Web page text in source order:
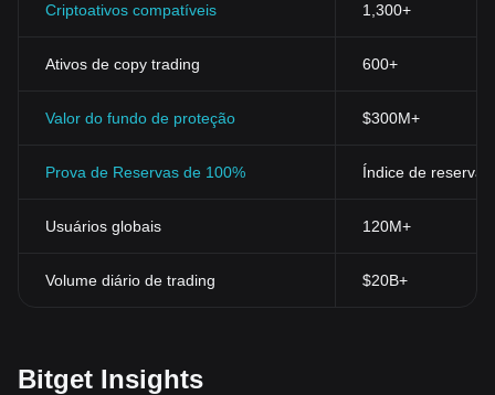
Criptoativos compatíveis 1,300+
Ativos de copy trading 600+
Valor do fundo de proteção $300M+
Prova de Reservas de 100% Índice de
Usuários globais 120M+
Volume diário de trading $20B+
Bitget Insights